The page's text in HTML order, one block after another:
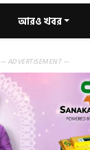
আরও খবর
— ADVERTISEMENT —